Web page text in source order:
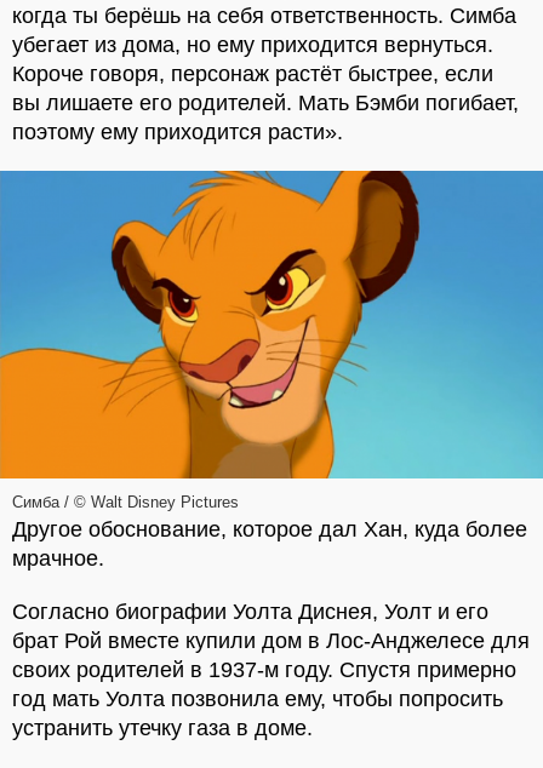
когда ты берёшь на себя ответственность. Симба
убегает из дома, но ему приходится вернуться.
Короче говоря, персонаж растёт быстрее, если
вы лишаете его родителей. Мать Бэмби погибает,
поэтому ему приходится расти».
Симба / © Walt Disney Pictures
Другое обоснование, которое дал Хан, куда более
мрачное.
Согласно биографии Уолта Диснея, Уолт и его
брат Рой вместе купили дом в Лос-Анджелесе для
своих родителей в 1937-м году. Спустя примерно
год мать Уолта позвонила ему, чтобы попросить
устранить утечку газа в доме.